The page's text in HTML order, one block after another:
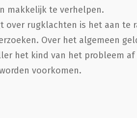
makkelijk te verhelpen.
over rugklachten is het aan te
Over het algemeen
het kind van het probleem
voorkomen.